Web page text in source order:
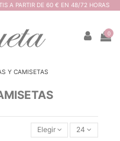
A PARTIR DE 60 € EN 48/72 HORAS
0
Y CAMISETAS
Elegir 24